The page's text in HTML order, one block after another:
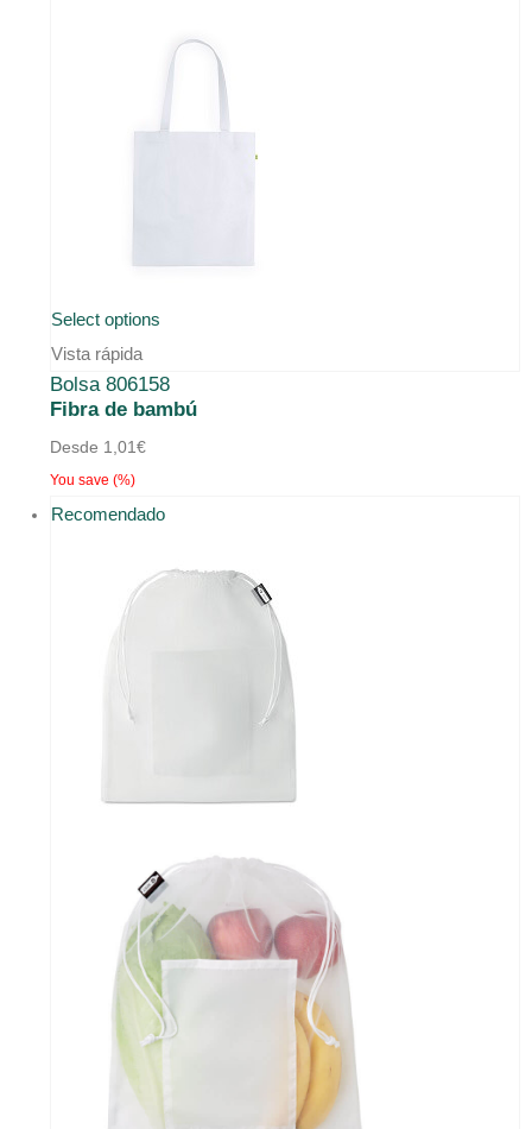
Select options
Vista rápida
Bolsa 806158
Fibra de bambú
Desde 1,01€
You save (%)
Recomendado